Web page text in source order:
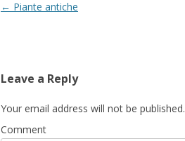
Post
← Piante antiche
Leave a Reply
Your email address will not be published.
Comment